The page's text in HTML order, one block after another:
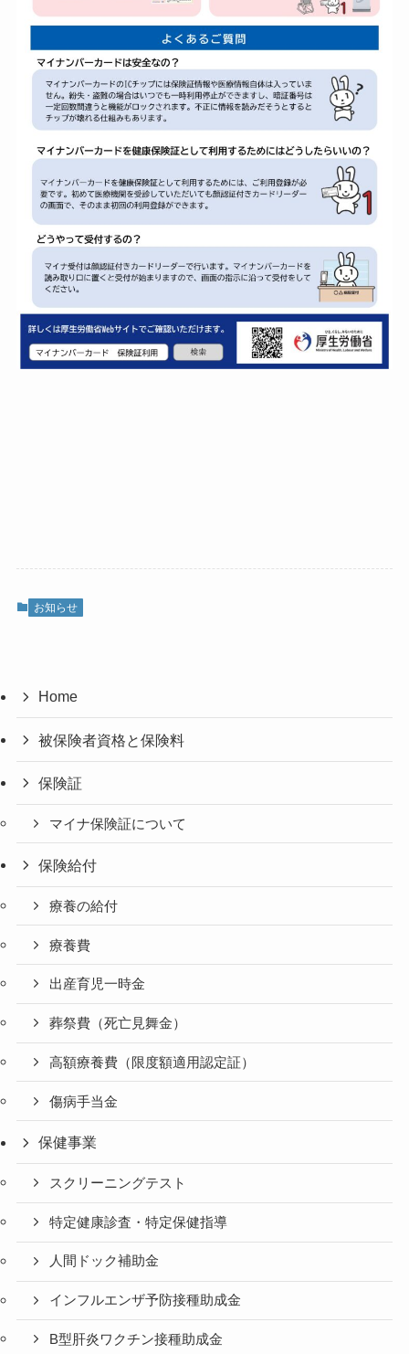
お知らせ
Home
被保険者資格と保険料
保険証
マイナ保険証について
保険給付
療養の給付
療養費
出産育児一時金
葬祭費（死亡見舞金）
高額療養費（限度額適用認定証）
傷病手当金
保健事業
スクリーニングテスト
特定健康診査・特定保健指導
人間ドック補助金
インフルエンザ予防接種助成金
B型肝炎ワクチン接種助成金